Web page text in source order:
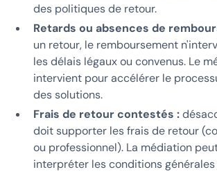
des politiques de retour.
Retards ou absences de
un retour, le remboursement
les délais légaux ou convenus. Le
intervient pour accélérer le
des solutions.
Frais de retour contestés :
doit supporter les frais de retour
ou professionnel). La médiation
interpréter les conditions